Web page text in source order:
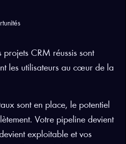
projets CRM réussis sont
les utilisateurs au cœur de la
sont en place, le potentiel
Votre pipeline devient
exploitable et vos